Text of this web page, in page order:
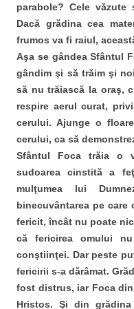
parabole? Cele
Dacă grădina cea
frumos va fi raiul,
Aşa se gândea Sfântul
gândim şi să trăim şi
să nu trăiască la oraş,
respire aerul curat,
cerului. Ajunge o
cerului, ca să
Sfântul Foca trăia o
sudoarea cinstită a
mulţumea lui
binecuvântarea pe care
fericit, încât nu poate
că fericirea omului
conştiinţei. Dar peste
fericirii s-a dărâmat.
fost distrus, iar Foca
Hristos. Şi din